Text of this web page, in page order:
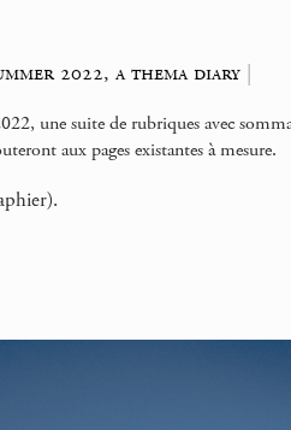
2022, a thema diary |
une suite de rubriques avec
aux pages existantes à mesure.